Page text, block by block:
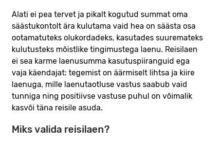
Alati ei pea tervet ja pikalt kogutud summat oma
säästukontolt ära kulutama vaid hea on säästa osa
ootamatuteks olukordadeks, kasutades suuremateks
kulutusteks mõistlike tingimustega laenu. Reisilaen
ei sea karme laenusumma kasutuspiiranguid ega
vaja käendajat: tegemist on äärmiselt lihtsa ja kiire
laenuga, mille laenutaotluse vastus saabub vaid
tunniga ning positiivse vastuse puhul on võimalik
kasvõi täna reisile asuda.
Miks valida reisilaen?